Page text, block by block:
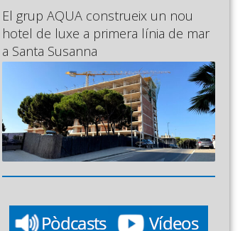
El grup AQUA construeix un nou
hotel de luxe a primera línia de mar
a Santa Susanna